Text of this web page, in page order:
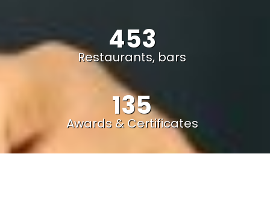
453
Restaurants, bars
135
Awards & Certificates